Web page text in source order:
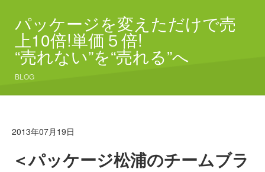
パッケージを変えただけで売
上10倍!単価５倍!
“売れない”を“売れる”へ
BLOG
2013年07月19日
＜パッケージ松浦のチームブラ